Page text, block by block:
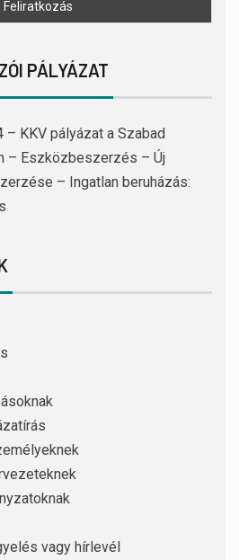
PÁLYÁZAT
– KKV pályázat a Szabad
– Eszközbeszerzés – Új
– Ingatlan beruházás:
vagy hírlevél